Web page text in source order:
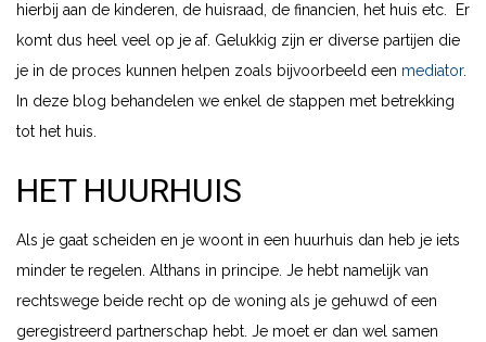
hierbij aan de kinderen, de huisraad, de financien, het huis etc. Er
komt dus heel veel op je af. Gelukkig zijn er diverse partijen die
je in de proces kunnen helpen zoals bijvoorbeeld een mediator.
In deze blog behandelen we enkel de stappen met betrekking
tot het huis.
HET HUURHUIS
Als je gaat scheiden en je woont in een huurhuis dan heb je iets
minder te regelen. Althans in principe. Je hebt namelijk van
rechtswege beide recht op de woning als je gehuwd of een
geregistreerd partnerschap hebt. Je moet er dan wel samen